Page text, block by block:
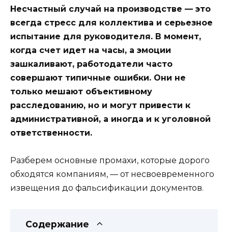
Несчастный случай на производстве — это
всегда стресс для коллектива и серьезное
испытание для руководителя. В момент,
когда счет идет на часы, а эмоции
зашкаливают, работодатели часто
совершают типичные ошибки. Они не
только мешают объективному
расследованию, но и могут привести к
административной, а иногда и к уголовной
ответственности.
Разберем основные промахи, которые дорого
обходятся компаниям, — от несвоевременного
извещения до фальсификации документов.
Содержание